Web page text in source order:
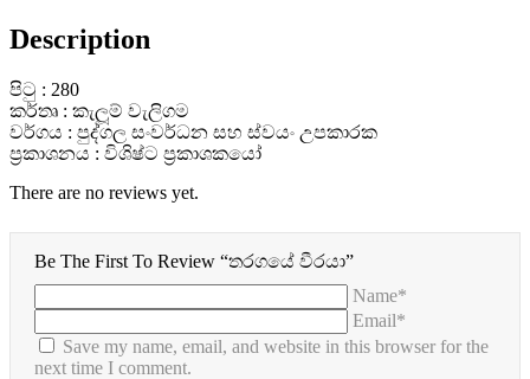
Description
පිටු : 280
කර්තෘ : කැලූම් වැලිගම
වර්ගය : පුද්ගල සංවර්ධන සහ ස්වයං උපකාරක
ප්‍රකාශනය : විශිෂ්ට ප්‍රකාශකයෝ
There are no reviews yet.
Be The First To Review “තරගයේ වීරයා”
Name*
Email*
Save my name, email, and website in this browser for the
next time I comment.